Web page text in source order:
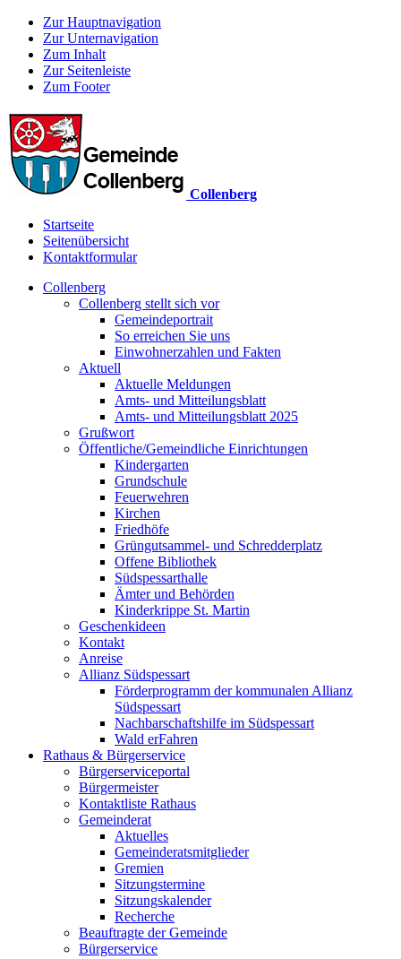
Zur Hauptnavigation
Zur Unternavigation
Zum Inhalt
Zur Seitenleiste
Zum Footer
Collenberg
Startseite
Seitenübersicht
Kontaktformular
Collenberg
Collenberg stellt sich vor
Gemeindeportrait
So erreichen Sie uns
Einwohnerzahlen und Fakten
Aktuell
Aktuelle Meldungen
Amts- und Mitteilungsblatt
Amts- und Mitteilungsblatt 2025
Grußwort
Öffentliche/Gemeindliche Einrichtungen
Kindergarten
Grundschule
Feuerwehren
Kirchen
Friedhöfe
Grüngutsammel- und Schredderplatz
Offene Bibliothek
Südspessarthalle
Ämter und Behörden
Kinderkrippe St. Martin
Geschenkideen
Kontakt
Anreise
Allianz Südspessart
Förderprogramm der kommunalen Allianz
Südspessart
Nachbarschaftshilfe im Südspessart
Wald erFahren
Rathaus & Bürgerservice
Bürgerserviceportal
Bürgermeister
Kontaktliste Rathaus
Gemeinderat
Aktuelles
Gemeinderatsmitglieder
Gremien
Sitzungstermine
Sitzungskalender
Recherche
Beauftragte der Gemeinde
Bürgerservice